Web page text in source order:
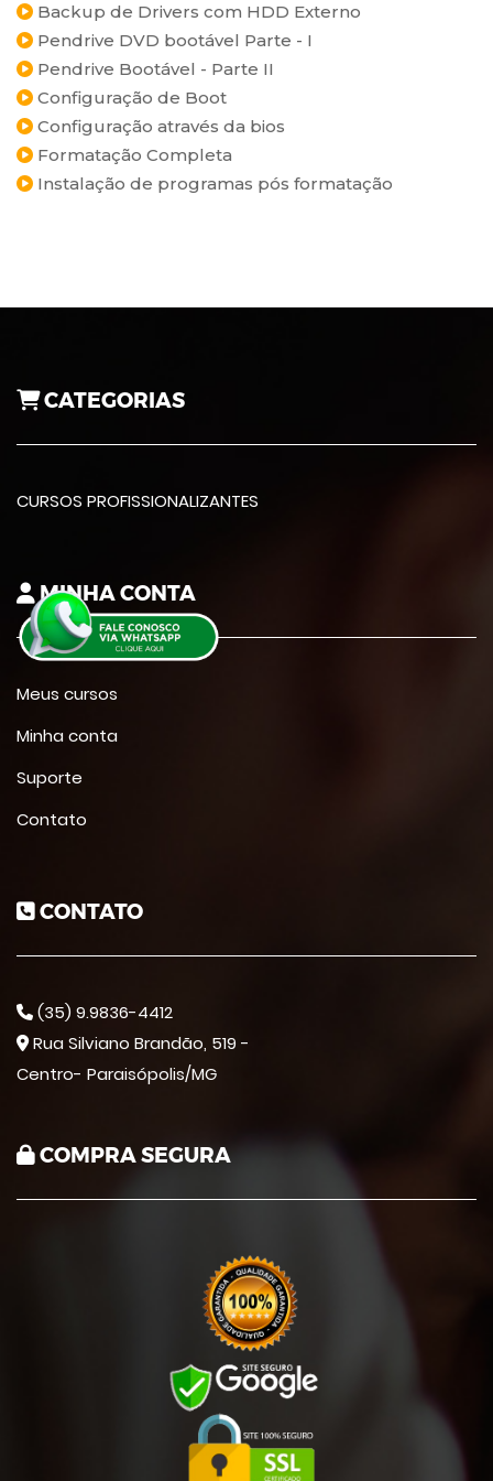
Backup de Drivers com HDD Externo
Pendrive DVD bootável Parte - I
Pendrive Bootável - Parte II
Configuração de Boot
Configuração através da bios
Formatação Completa
Instalação de programas pós formatação
CATEGORIAS
CURSOS PROFISSIONALIZANTES
MINHA CONTA
Meus cursos
Minha conta
Suporte
Contato
CONTATO
(35) 9.9836-4412
Rua Silviano Brandão, 519 -
Centro- Paraisópolis/MG
COMPRA SEGURA